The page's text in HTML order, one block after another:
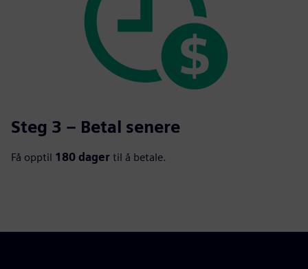
Steg 3 – Betal senere
Få opptil 180 dager til å betale.